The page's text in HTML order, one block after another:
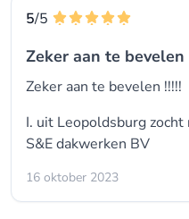
5/5
Zeker aan te bevelen
Zeker aan te bevelen !!!!!
I. uit Leopoldsburg
S&E dakwerken BV
16 oktober 2023